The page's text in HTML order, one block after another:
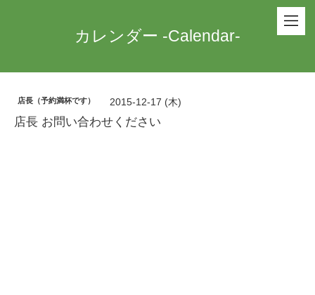
カレンダー -Calendar-
店長（予約満杯です） 2015-12-17 (木)
店長 お問い合わせください